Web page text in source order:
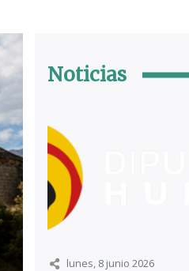
Noticias
lunes, 8 junio 2026